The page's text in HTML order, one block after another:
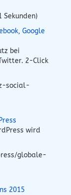
Sekunden)
Google
bei
2-Click
social-
wird
globale-
2015